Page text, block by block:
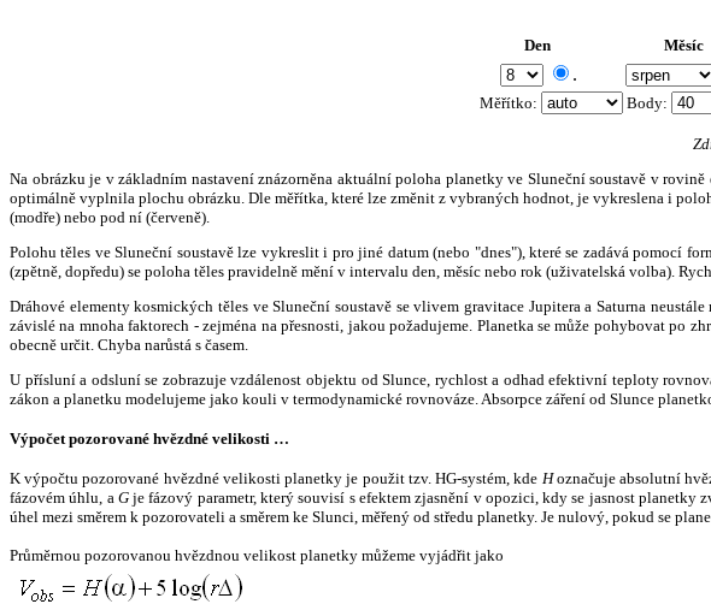
Den Měsíc
.
Měřítko: Body:
Na obrázku je v základním nastavení znázorněna aktuální poloha planetky ve Sluneční soustavě v
optimálně vyplnila plochu obrázku. Dle měřítka, které lze změnit z vybraných hodnot, je vykreslena i
(modře) nebo pod ní (červeně).
Polohu těles ve Sluneční soustavě lze vykreslit i pro jiné datum (nebo "dnes"), které se zadává pomocí
(zpětně, dopředu) se poloha těles pravidelně mění v intervalu den, měsíc nebo rok (uživatelská volba).
Dráhové elementy kosmických těles ve Sluneční soustavě se vlivem gravitace Jupitera a Saturna
závislé na mnoha faktorech - zejména na přesnosti, jakou požadujeme. Planetka se může pohybovat
obecně určit. Chyba narůstá s časem.
U přísluní a odsluní se zobrazuje vzdálenost objektu od Slunce, rychlost a odhad efektivní teploty
zákon a planetku modelujeme jako kouli v termodynamické rovnováze. Absorpce záření od Slunce
Výpočet pozorované hvězdné velikosti …
K výpočtu pozorované hvězdné velikosti planetky je použit tzv. HG-systém, kde Hoznačuje absolutní
fázovém úhlu, a Gje fázový parametr, který souvisí s efektem zjasnění v opozici, kdy se jasnost planetky
úhel mezi směrem k pozorovateli a směrem ke Slunci, měřený od středu planetky. Je nulový, pokud se
Průměrnou pozorovanou hvězdnou velikost planetky můžeme vyjádřit jako